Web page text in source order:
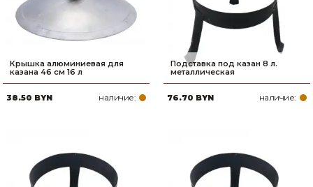
Крышка алюминиевая для
казана 46 см 16 л
38.50 BYN наличие:
Подставка под казан 8 л.
металлическая
76.70 BYN наличие: